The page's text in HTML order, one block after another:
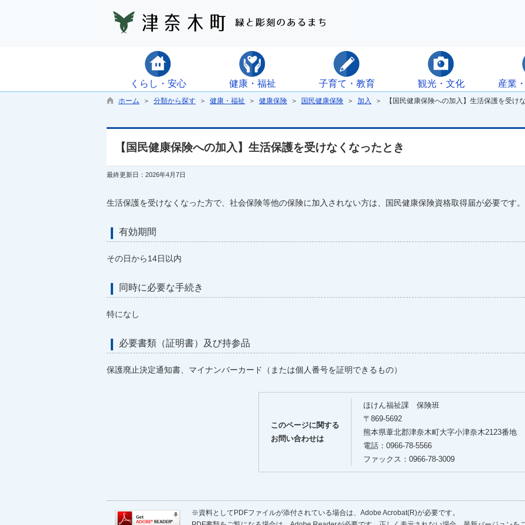
くらし・安心 健康・福祉 子育て・教育 観光・文化 産業
ホーム ＞ 分類から探す ＞ 健康・福祉 ＞ 健康保険 ＞ 国民健康保険 ＞ 加入 ＞ 【国民健康保険への加入】生活保護を受け
【国民健康保険への加入】生活保護を受けなくなったとき
最終更新日：2026年4月7日
生活保護を受けなくなった方で、社会保険等他の保険に加入されない方は、国民健康保険資格取得届が必要です。
有効期間
その日から14日以内
同時に必要な手続き
特になし
必要書類（証明書）及び持参品
保護廃止決定通知書、マイナンバーカード（または個人番号を証明できるもの）
このページに関する
お問い合わせは
ほけん福祉課 保険班
〒869-5692
熊本県葦北郡津奈木町大字小津奈木2123番地
電話：0966-78-5566
ファックス：0966-78-3009
※資料としてPDFファイルが添付されている場合は、Adobe Acrobat(R)が必要です。